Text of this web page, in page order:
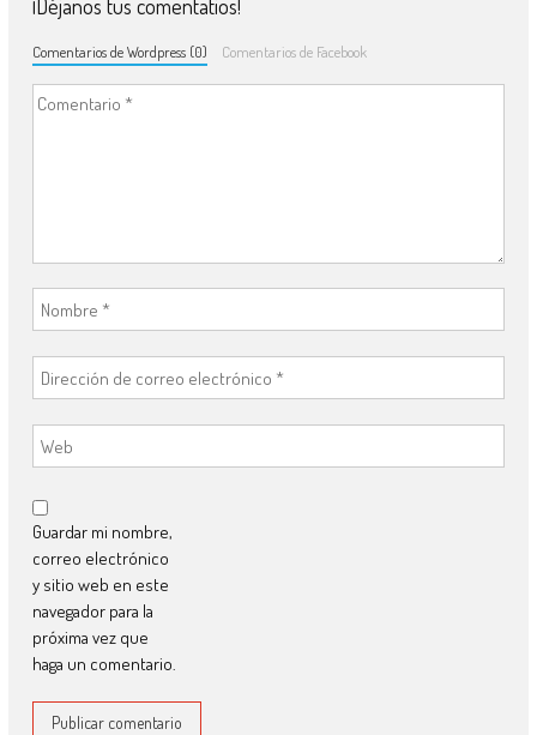
¡Déjanos tus comentatios!
Comentarios de Wordpress (0) Comentarios de Facebook
Guardar mi nombre,
correo electrónico
y sitio web en este
navegador para la
próxima vez que
haga un comentario.